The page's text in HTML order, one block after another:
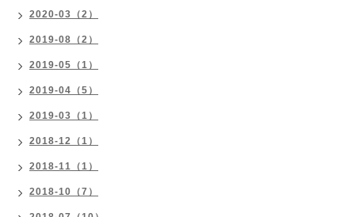
2020-03（2）
2019-08（2）
2019-05（1）
2019-04（5）
2019-03（1）
2018-12（1）
2018-11（1）
2018-10（7）